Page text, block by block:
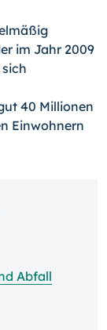
im Jahr 2009
40 Millionen
Einwohnern
Abfall